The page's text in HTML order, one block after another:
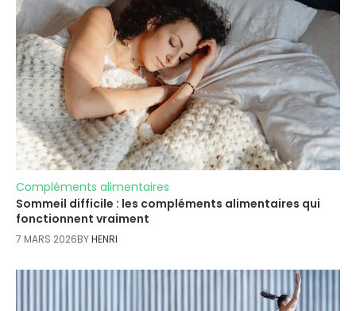
Compléments alimentaires
Sommeil difficile : les compléments alimentaires qui
fonctionnent vraiment
7 MARS 2026BYHENRI